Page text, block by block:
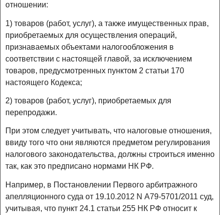
отношении:
1) товаров (работ, услуг), а также имущественных прав,
приобретаемых для осуществления операций,
признаваемых объектами налогообложения в
соответствии с настоящей главой, за исключением
товаров, предусмотренных пунктом 2 статьи 170
настоящего Кодекса;
2) товаров (работ, услуг), приобретаемых для
перепродажи.
При этом следует учитывать, что налоговые отношения,
ввиду того что они являются предметом регулирования
налогового законодательства, должны строиться именно
так, как это предписано нормами НК РФ.
Например, в Постановлении Первого арбитражного
апелляционного суда от 19.10.2012 N А79-5701/2011 суд,
учитывая, что пункт 24.1 статьи 255 НК РФ относит к